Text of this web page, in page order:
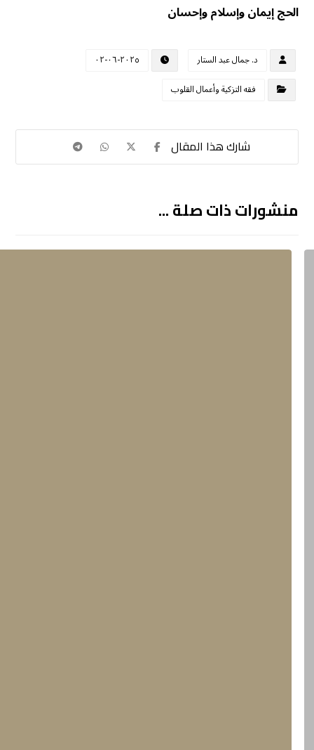
الحج إيمان وإسلام وإحسان
د. جمال عبد الستار
٢٠٢٥-٠٦-٠٢
فقه التزكية وأعمال القلوب
منشورات ذات صلة ...